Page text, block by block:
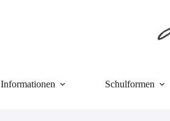
Informationen Schulformen